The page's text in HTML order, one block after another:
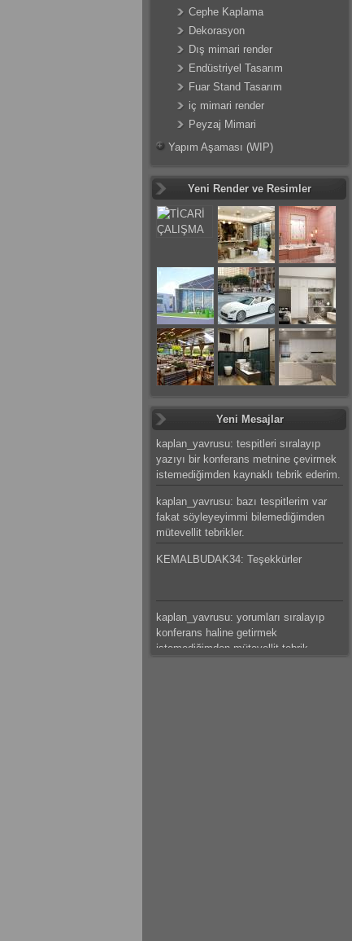
Cephe Kaplama
Dekorasyon
Dış mimari render
Endüstriyel Tasarım
Fuar Stand Tasarım
iç mimari render
Peyzaj Mimari
Yapım Aşaması (WIP)
Yeni Render ve Resimler
Yeni Mesajlar
kaplan_yavrusu: tespitleri sıralayıp
yazıyı bir konferans metnine çevirmek
istemediğimden kaynaklı tebrik ederim.
kaplan_yavrusu: bazı tespitlerim var
fakat söyleyeyimmi bilemediğimden
mütevellit tebrikler.
KEMALBUDAK34: Teşekkürler
kaplan_yavrusu: yorumları sıralayıp
konferans haline getirmek
istemediğimden mütevellit tebrik